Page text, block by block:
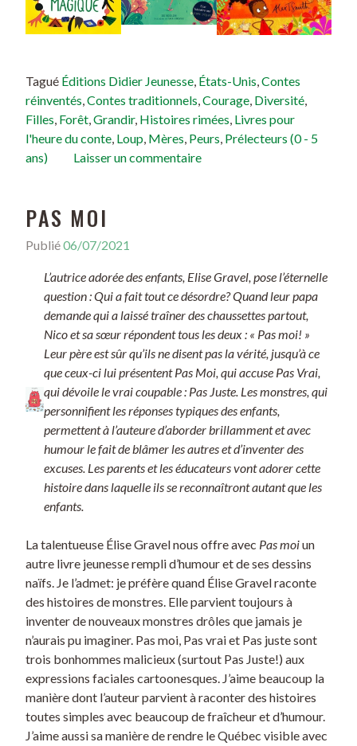
Tagué Éditions Didier Jeunesse, États-Unis,Contes
réinventés,Contes traditionnels,Courage, Diversité,
Filles, Forêt,Grandir, Histoires rimées, Livres pour
l'heure du conte, Loup, Mères, Peurs, Prélecteurs (0 - 5
ans)
Laisser un commentaire
PAS MOI
Publié06/07/2021
L’autrice adorée des enfants, Elise Gravel, pose l’éternelle
question : Qui a fait tout ce désordre? Quand leur papa
demande qui a laissé traîner des chaussettes partout,
Nico et sa sœur répondent tous les deux : « Pas moi! »
Leur père est sûr qu’ils ne disent pas la vérité, jusqu’à ce
que ceux-ci lui présentent Pas Moi, qui accuse Pas Vrai,
qui dévoile le vrai coupable : Pas Juste. Les monstres, qui
personnifient les réponses typiques des enfants,
permettent à l’auteure d’aborder brillamment et avec
humour le fait de blâmer les autres et d’inventer des
excuses. Les parents et les éducateurs vont adorer cette
histoire dans laquelle ils se reconnaîtront autant que les
enfants.
La talentueuse Élise Gravel nous offre avec Pas moiun
autre livre jeunesse rempli d’humour et de ses dessins
naïfs. Je l’admet: je préfère quand Élise Gravel raconte
des histoires de monstres. Elle parvient toujours à
inventer de nouveaux monstres drôles que jamais je
n’aurais pu imaginer. Pas moi, Pas vrai et Pas juste sont
trois bonhommes malicieux (surtout Pas Juste!) aux
expressions faciales cartoonesques. J’aime beaucoup la
manière dont l’auteur parvient à raconter des histoires
toutes simples avec beaucoup de fraîcheur et d’humour.
J’aime aussi sa manière de rendre le Québec visible avec